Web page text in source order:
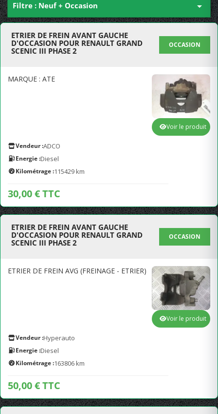
Filtre : Neuf + Occasion 
ETRIER DE FREIN AVANT GAUCHE
D'OCCASION POUR RENAULT GRAND
SCENIC III PHASE 2
OCCASION
MARQUE : ATE
Vendeur :ADCO
Energie :Diesel
Kilométrage :115429 km
30,00 € TTC
Voir le produit
ETRIER DE FREIN AVANT GAUCHE
D'OCCASION POUR RENAULT GRAND
SCENIC III PHASE 2
OCCASION
ETRIER DE FREIN AVG (FREINAGE - ETRIER)
Vendeur :Hyperauto
Energie :Diesel
Kilométrage :163806 km
50,00 € TTC
Voir le produit